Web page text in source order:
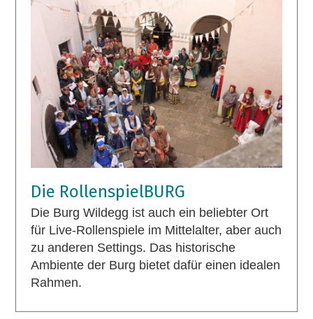
Die RollenspielBURG
Die Burg Wildegg ist auch ein beliebter Ort
für Live-Rollenspiele im Mittelalter, aber auch
zu anderen Settings. Das historische
Ambiente der Burg bietet dafür einen idealen
Rahmen.